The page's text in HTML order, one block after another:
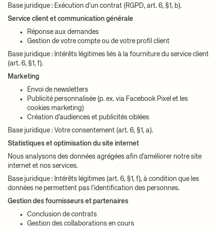
Base juridique : Exécution d’un contrat (RGPD, art. 6, §1, b).
Service client et communication générale
Réponse aux demandes
Gestion de votre compte ou de votre profil client
Base juridique : Intérêts légitimes liés à la fourniture du service client
(art. 6, §1, f).
Marketing
Envoi de newsletters
Publicité personnalisée (p. ex. via Facebook Pixel et les
cookies marketing)
Création d’audiences et publicités ciblées
Base juridique : Votre consentement (art. 6, §1, a).
Statistiques et optimisation du site internet
Nous analysons des données agrégées afin d’améliorer notre site
internet et nos services.
Base juridique : Intérêts légitimes (art. 6, §1, f), à condition que les
données ne permettent pas l’identification des personnes.
Gestion des fournisseurs et partenaires
Conclusion de contrats
Gestion des collaborations en cours